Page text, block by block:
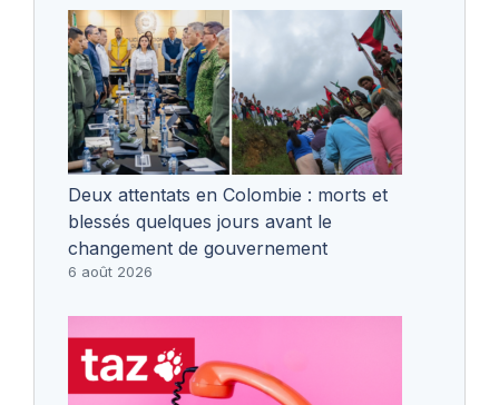
Deux attentats en Colombie : morts et
blessés quelques jours avant le
changement de gouvernement
6 août 2026